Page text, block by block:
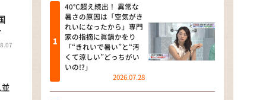
これ余談なんですけど・・・
～人生密着トークバラエティ！
～ やすとものいたって真剣です
探偵！ナイトスクープ
news おかえり
40℃超え続出！ 異常な
暑さの原因は「空気がき
れいになったから」専門
家の指摘に眞鍋かをり
「“きれいで暑い”と“汚
くて涼しい”どっちがい
いの!?」
2026.07.28